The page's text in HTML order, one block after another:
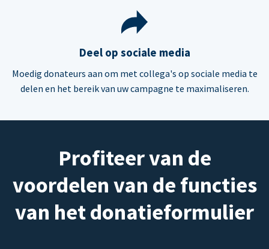
Deel op sociale media
Moedig donateurs aan om met collega's op sociale media te
delen en het bereik van uw campagne te maximaliseren.
Profiteer van de
voordelen van de functies
van het donatieformulier